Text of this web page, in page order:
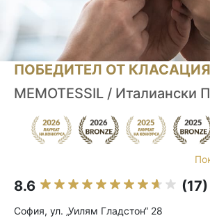
ПОБЕДИТЕЛ ОТ
MEMOTESSIL / Италиански
8.6 (17)
София, ул. „Уилям Гладстон“ 28